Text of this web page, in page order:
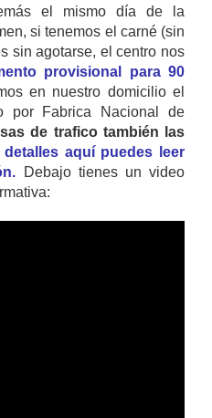
el mismo día de la
si tenemos el carné (sin
sin agotarse, el centro nos
provisional para 90
en nuestro domicilio el
por Fabrica Nacional de
de trafico también las
detalles aquí puedes leer
Debajo tienes un video